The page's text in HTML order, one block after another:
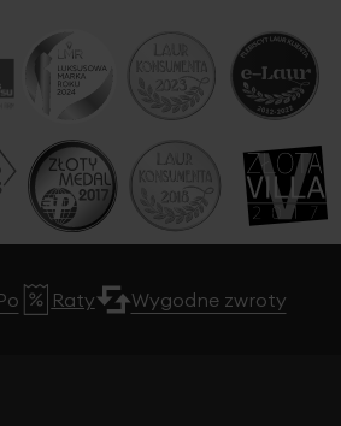
Raty Wygodne zwroty